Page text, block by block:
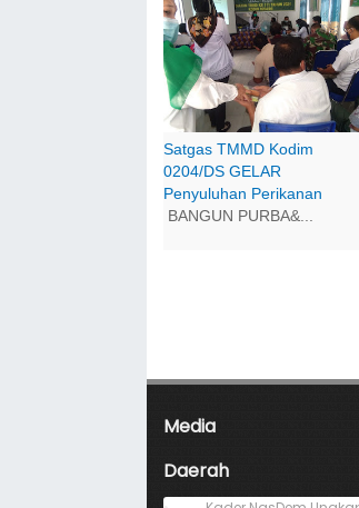
Satgas TMMD Kodim
0204/DS GELAR
Penyuluhan Perikanan
BANGUN PURBA&...
Media
Daerah